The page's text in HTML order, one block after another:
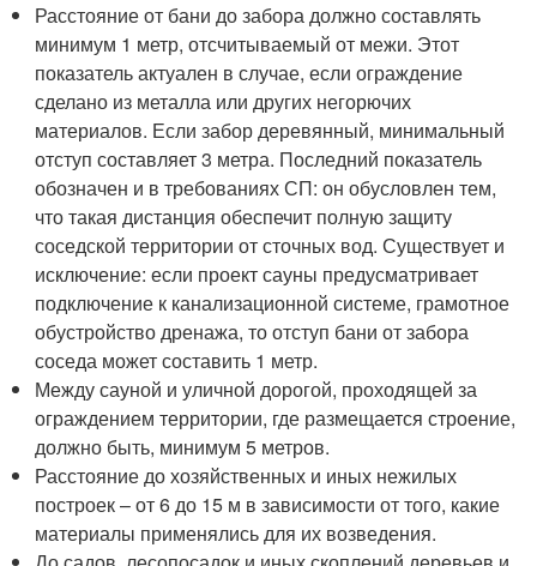
Расстояние от бани до забора должно составлять
минимум 1 метр, отсчитываемый от межи. Этот
показатель актуален в случае, если ограждение
сделано из металла или других негорючих
материалов. Если забор деревянный, минимальный
отступ составляет 3 метра. Последний показатель
обозначен и в требованиях СП: он обусловлен тем,
что такая дистанция обеспечит полную защиту
соседской территории от сточных вод. Существует и
исключение: если проект сауны предусматривает
подключение к канализационной системе, грамотное
обустройство дренажа, то отступ бани от забора
соседа может составить 1 метр.
Между сауной и уличной дорогой, проходящей за
ограждением территории, где размещается строение,
должно быть, минимум 5 метров.
Расстояние до хозяйственных и иных нежилых
построек – от 6 до 15 м в зависимости от того, какие
материалы применялись для их возведения.